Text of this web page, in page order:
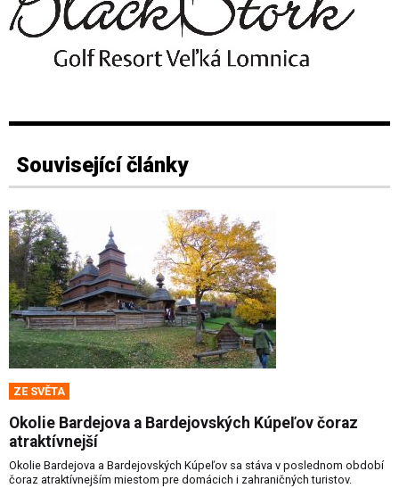
Související články
ZE SVĚTA
Okolie Bardejova a Bardejovských Kúpeľov čoraz
atraktívnejší
Okolie Bardejova a Bardejovských Kúpeľov sa stáva v poslednom období
čoraz atraktívnejším miestom pre domácich i zahraničných turistov.